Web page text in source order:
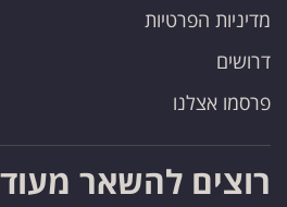
מדיניות הפרטיות
דרושים
פרסמו אצלנו
רוצים להשאר